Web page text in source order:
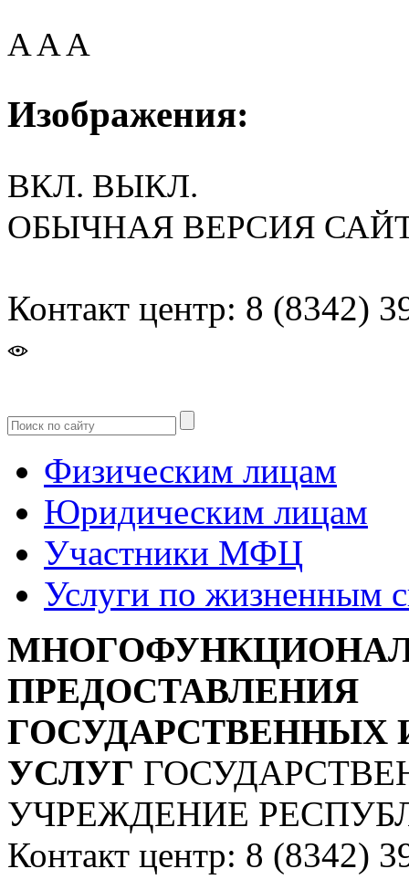
AAA
Изображения:
ВКЛ. ВЫКЛ.
ОБЫЧНАЯ ВЕРСИЯ
Контакт центр: 8 (8342)
Физическим лицам
Юридическим лицам
Участники МФЦ
Услуги по жизненным
ПРЕДОСТАВЛЕНИЯ
УСЛУГ
УЧРЕЖДЕНИЕ
Контакт центр: 8 (8342)